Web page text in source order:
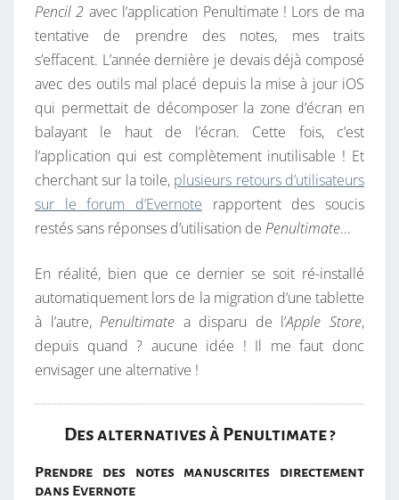
Pencil 2 avec l’application Penultimate ! Lors de ma
tentative de prendre des notes, mes traits
s’effacent. L’année dernière je devais déjà composé
avec des outils mal placé depuis la mise à jour iOS
qui permettait de décomposer la zone d’écran en
balayant le haut de l’écran. Cette fois, c’est
l’application qui est complètement inutilisable ! Et
cherchant sur la toile, plusieurs retours d’utilisateurs
sur le forum d’Evernote rapportent des soucis
restés sans réponses d’utilisation de Penultimate…
En réalité, bien que ce dernier se soit ré-installé
automatiquement lors de la migration d’une tablette
à l’autre,Penultimate a disparu de l’Apple Store,
depuis quand ? aucune idée ! Il me faut donc
envisager une alternative !
Des alternatives à Penultimate ?
Prendre des notes manuscrites directement
dans Evernote